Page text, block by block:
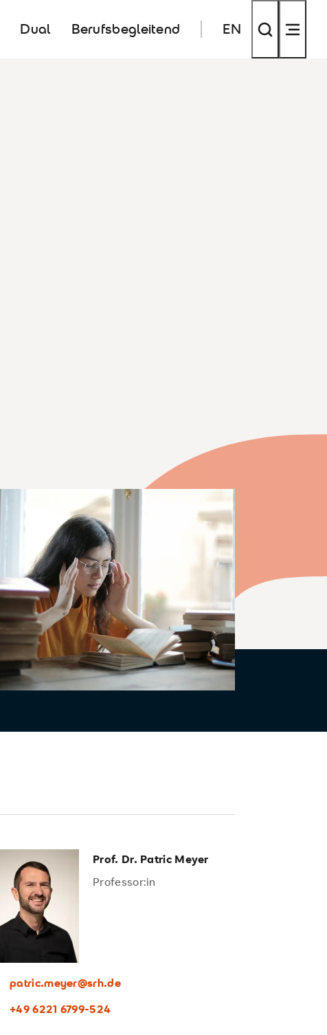
Dual Berufsbegleitend EN
Prof. Dr. Patric Meyer
Professor:in
patric.meyer@srh.de
+49 6221 6799-524